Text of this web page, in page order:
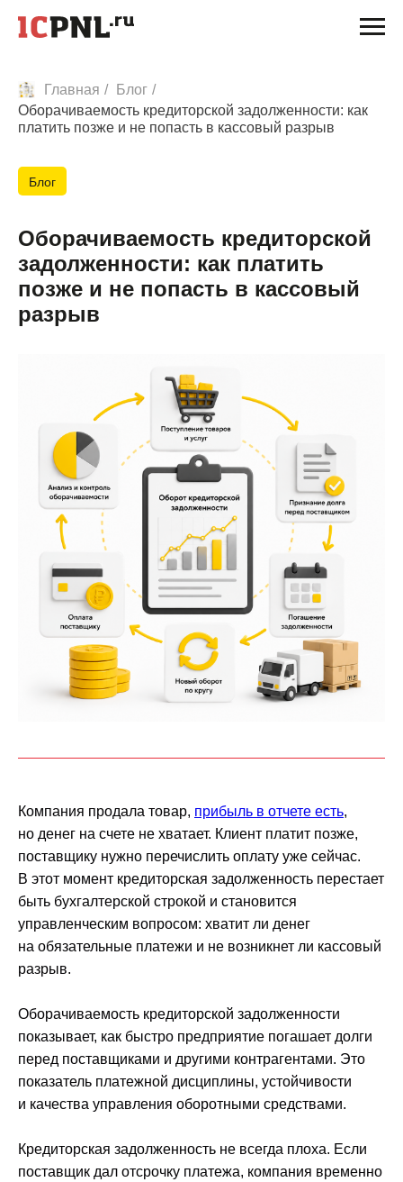
Главная / Блог /
Оборачиваемость кредиторской задолженности: как
платить позже и не попасть в кассовый разрыв
Блог
Оборачиваемость кредиторской
задолженности: как платить
позже и не попасть в кассовый
разрыв
Компания продала товар, прибыль в отчете есть,
но денег на счете не хватает. Клиент платит позже,
поставщику нужно перечислить оплату уже сейчас.
В этот момент кредиторская задолженность перестает
быть бухгалтерской строкой и становится
управленческим вопросом: хватит ли денег
на обязательные платежи и не возникнет ли кассовый
разрыв.
Оборачиваемость кредиторской задолженности
показывает, как быстро предприятие погашает долги
перед поставщиками и другими контрагентами. Это
показатель платежной дисциплины, устойчивости
и качества управления оборотными средствами.
Кредиторская задолженность не всегда плоха. Если
поставщик дал отсрочку платежа, компания временно